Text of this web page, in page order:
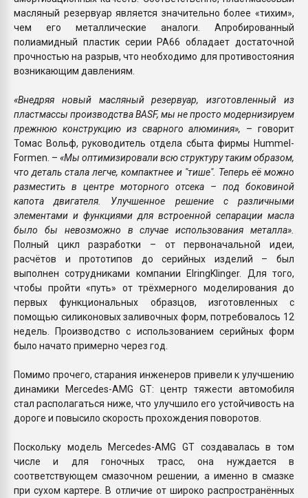
масляный резервуар является значительно более «тихим»,
чем его металлические аналоги. Апробированный
полиамидный пластик серии PA66 обладает достаточной
прочностью на разрыв, что необходимо для противостояния
возникающим давлениям.
«Внедряя новый масляный резервуар, изготовленный из
пластмассы производства BASF, мы не просто модернизируем
прежнюю конструкцию из сварного алюминия», – говорит
Томас Вольф, руководитель отдела сбыта фирмы Hummel-
Formen. – «Мы оптимизировали всю структуру таким образом,
что деталь стала легче, компактнее и "тише". Теперь её можно
разместить в центре моторного отсека – под боковиной
капота двигателя. Улучшенное решение с различными
элементами и функциями для встроенной сепарации масла
было бы невозможно в случае использования металла».
Полный цикл разработки – от первоначальной идеи,
расчётов и прототипов до серийных изделий – был
выполнен сотрудниками компании ElringKlinger. Для того,
чтобы пройти «путь» от трёхмерного моделирования до
первых функциональных образцов, изготовленных с
помощью силиконовых заливочных форм, потребовалось 12
недель. Производство с использованием серийных форм
было начато примерно через год.
Помимо прочего, старания инженеров привели к улучшению
динамики Mercedes-AMG GT: центр тяжести автомобиля
стал располагаться ниже, что улучшило его устойчивость на
дороге и повысило скорость прохождения поворотов.
Поскольку модель Mercedes-AMG GT создавалась в том
числе и для гоночных трасс, она нуждается в
соответствующем смазочном решении, а именно в смазке
при сухом картере. В отличие от широко распространённых